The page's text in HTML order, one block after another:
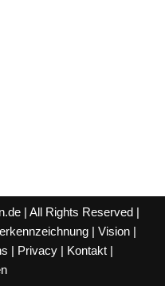
| All Rights Reserved |
| Vision |
| Privacy | Kontakt |